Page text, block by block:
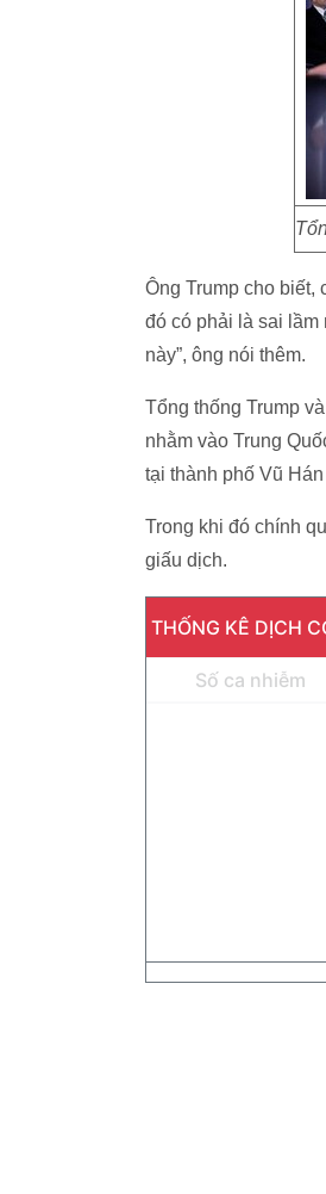
Ông Trump cho biết,
đó có phải là sai lầm
này”, ông nói thêm.
Tổng thống Trump
nhằm vào Trung
tại thành phố Vũ
Trong khi đó chính
giấu dịch.